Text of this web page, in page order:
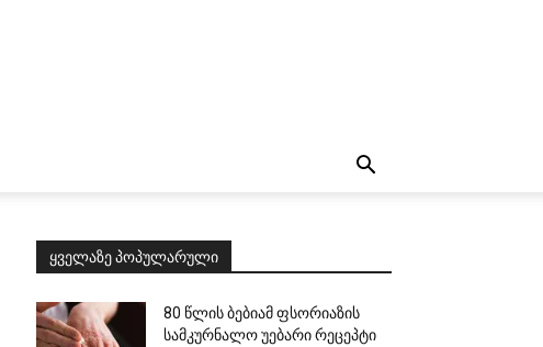
ყველაზე პოპულარული
80 წლის ბებიამ ფსორიაზის
სამკურნალო უებარი რეცეპტი